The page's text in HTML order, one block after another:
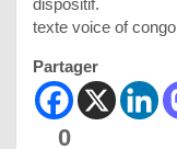
texte voice of congo
Partager
0